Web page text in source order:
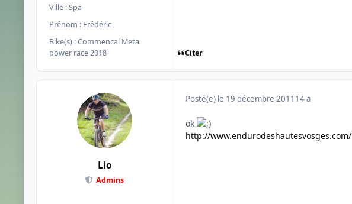
Ville :Spa
Prénom : Frédéric
Bike(s) :Commencal Meta
power race 2018
Citer
Lio
Admins
Posté(e) le 19 décembre 2011 14 a
ok
http://www.endurodeshautesvosges.com/